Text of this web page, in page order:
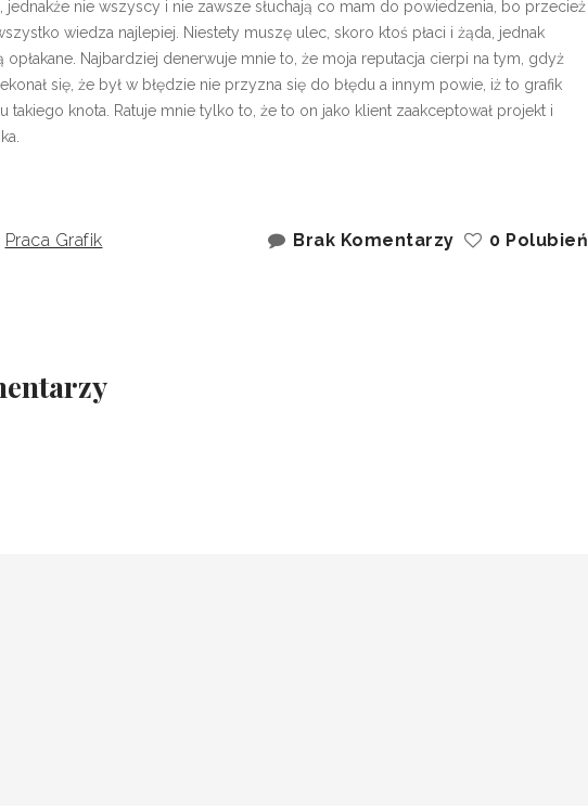
jednakże nie wszyscy i nie zawsze słuchają co mam do powiedzenia, bo przecież
wiedza najlepiej. Niestety muszę ulec, skoro ktoś płaci i żąda, jednak
opłakane. Najbardziej denerwuje mnie to, że moja reputacja cierpi na tym, gdyż
się, że był w błędzie nie przyzna się do błędu a innym powie, iż to grafik
takiego knota. Ratuje mnie tylko to, że to on jako klient zaakceptował projekt i
Praca Grafik Brak Komentarzy 0 Polubień